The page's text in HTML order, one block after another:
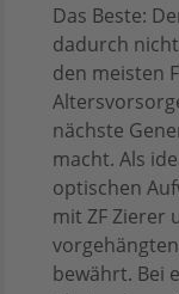
Das Beste:
dadurch
den meisten
nächste
macht. Als
optischen
mit ZF Zierer
bewährt. Bei